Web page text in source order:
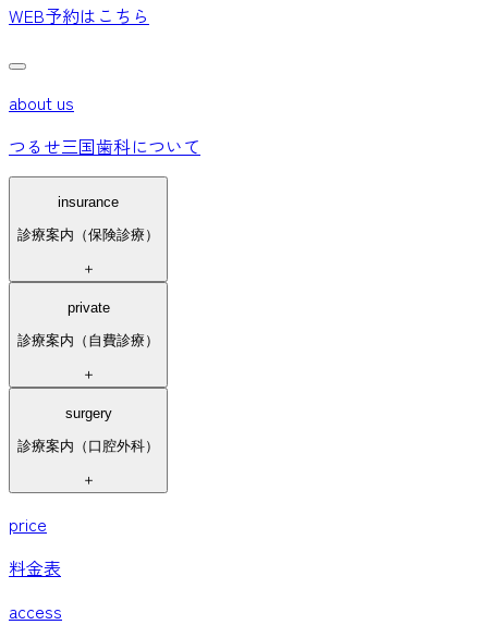
WEB予約はこちら
about us
つるせ三国歯科について
insurance
診療案内（保険診療）
＋
private
診療案内（自費診療）
＋
surgery
診療案内（口腔外科）
＋
price
料金表
access